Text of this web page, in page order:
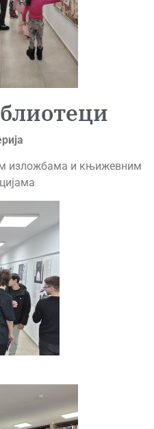
изложбама и књижевним